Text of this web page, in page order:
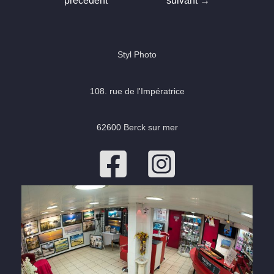
Styl Photo
108. rue de l'Impératrice
62600 Berck sur mer